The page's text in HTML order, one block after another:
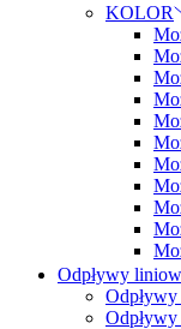
KOLOR
Odpływy